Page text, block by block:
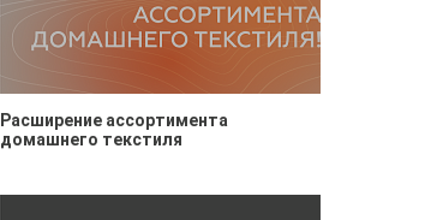
Расширение ассортимента
домашнего текстиля